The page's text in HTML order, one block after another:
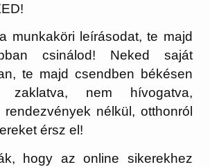
munkaköri leírásodat, te majd
csinálod! Neked saját
te majd csendben békésen
nem hívogatva,
nélkül, otthonról
érsz el!
hogy az online sikerekhez